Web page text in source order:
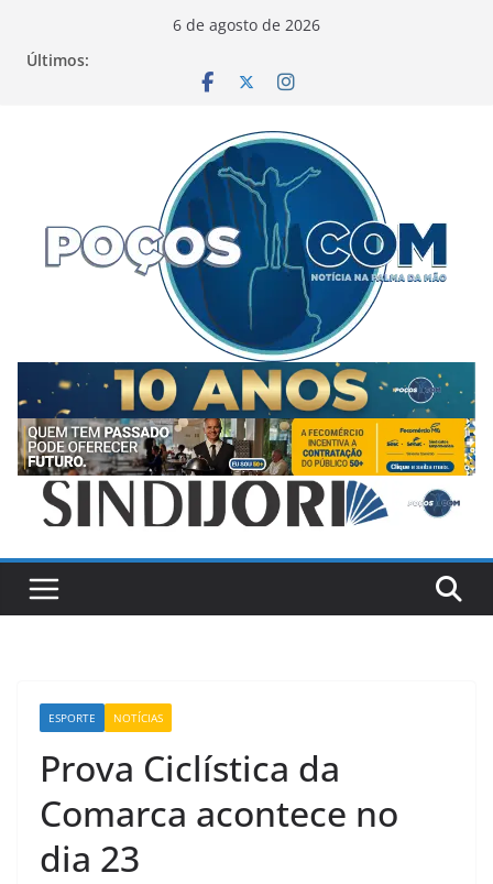
6 de agosto de 2026
Últimos:
ESPORTE NOTÍCIAS
Prova Ciclística da
Comarca acontece no
dia 23